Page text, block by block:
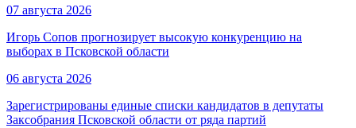
07 августа 2026
Игорь Сопов прогнозирует высокую конкуренцию на
выборах в Псковской области
06 августа 2026
Зарегистрированы единые списки кандидатов в депутаты
Заксобрания Псковской области от ряда партий